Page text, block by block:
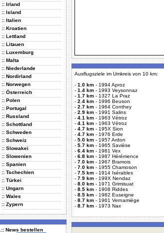
:: Irland
:: Island
:: Italien
:: Kroatien
:: Lettland
:: Litauen
:: Luxemburg
:: Malta
:: Niederlande
:: Nordirland
:: Norwegen
:: Österreich
:: Polen
:: Portugal
:: Russland
:: Schottland
:: Schweden
:: Schweiz
:: Slowakei
:: Slowenien
:: Spanien
:: Tschechien
:: Türkei
:: Ungarn
:: Wales
:: Zypern
.:: News bestellen
Ausflugsziele im Umkreis von 10 km:
- 1.0 km - 1994 Aproz
- 1.4 km - 1993 Veysonnaz
- 1.7 km - 1327 La Praz
- 2.4 km - 1996 Beuson
- 2.7 km - 1964 Conthey
- 2.9 km - 1991 Salins
- 4.1 km - 1963 Vétroz
- 4.1 km - 1963 Vétroz
- 4.7 km - 195X Sion
- 4.7 km - 1976 Erde
- 5.0 km - 1957 Ardon
- 5.7 km - 1965 Savièse
- 6.4 km - 1981 Vex
- 6.8 km - 1987 Hérémence
- 7.0 km - 1967 Bramois
- 7.0 km - 1955 Chamoson
- 7.5 km - 1914 Isérables
- 7.9 km - 199X Nendaz
- 8.0 km - 1971 Grimisuat
- 8.5 km - 1908 Riddes
- 8.5 km - 1982 Euseigne
- 8.7 km - 1961 Vernamiège
- 8.7 km - 1973 Nax